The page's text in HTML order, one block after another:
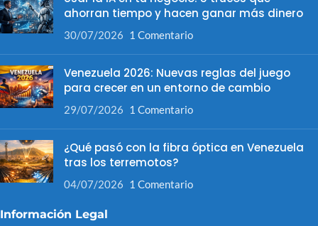
ahorran tiempo y hacen ganar más dinero
30/07/2026 1 Comentario
Venezuela 2026: Nuevas reglas del juego
para crecer en un entorno de cambio
29/07/2026 1 Comentario
¿Qué pasó con la fibra óptica en Venezuela
tras los terremotos?
04/07/2026 1 Comentario
Información Legal